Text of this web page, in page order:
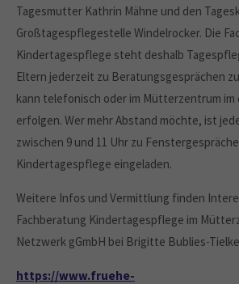
Tagesmutter Kathrin Mähne und den
Großtagespflegestelle Windelrocker. Die
Kindertagespflege steht deshalb
Eltern jederzeit zu Beratungsgesprächen
kann telefonisch oder im Mütterzentrum im
erfolgen. Wer mehr Abstand möchte, ist
zwischen 9 und 11 Uhr zu
Kindertagespflege eingeladen.
Weitere Infos und Vermittlung finden
Fachberatung Kindertagespflege im
Netzwerk gGmbH bei Brigitte Bublies-
https://www.fruehe-